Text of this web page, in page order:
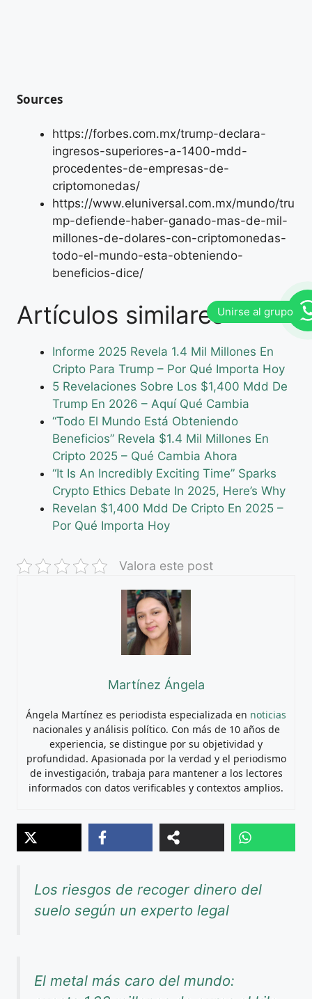
Sources
https://forbes.com.mx/trump-declara-
ingresos-superiores-a-1400-mdd-
procedentes-de-empresas-de-
criptomonedas/
https://www.eluniversal.com.mx/mundo/tru
mp-defiende-haber-ganado-mas-de-mil-
millones-de-dolares-con-criptomonedas-
todo-el-mundo-esta-obteniendo-
beneficios-dice/
Artículos similares
Informe 2025 Revela 1.4 Mil Millones En
Cripto Para Trump – Por Qué Importa Hoy
5 Revelaciones Sobre Los $1,400 Mdd De
Trump En 2026 – Aquí Qué Cambia
“Todo El Mundo Está Obteniendo
Beneficios” Revela $1.4 Mil Millones En
Cripto 2025 – Qué Cambia Ahora
“It Is An Incredibly Exciting Time” Sparks
Crypto Ethics Debate In 2025, Here’s Why
Revelan $1,400 Mdd De Cripto En 2025 –
Por Qué Importa Hoy
Valora este post
Martínez Ángela
Ángela Martínez es periodista especializada en noticias
nacionales y análisis político. Con más de 10 años de
experiencia, se distingue por su objetividad y
profundidad. Apasionada por la verdad y el periodismo
de investigación, trabaja para mantener a los lectores
informados con datos verificables y contextos amplios.
Los riesgos de recoger dinero del
suelo según un experto legal
El metal más caro del mundo: